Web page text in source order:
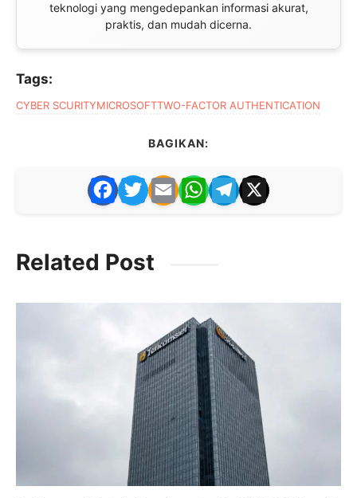
teknologi yang mengedepankan informasi akurat,
praktis, dan mudah dicerna.
Tags:
CYBER SCURITYMICROSOFTTWO-FACTOR AUTHENTICATION
BAGIKAN:
F
a
e
T
w
er
E
m
l
W
h
p
p
T
el
m
X
Related Post